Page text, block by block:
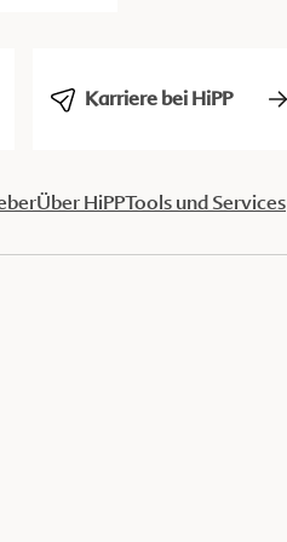
Karriere bei HiPP
Über HiPPTools und Services